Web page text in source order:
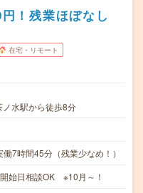
！残業ほぼなし
在宅・リモート
水駅から徒歩8分
7時間45分（残業少なめ！）
始日相談OK ※10月～！